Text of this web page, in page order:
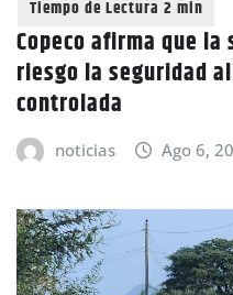
Copeco afirma que
riesgo la seguridad
controlada
noticias Ago 6,